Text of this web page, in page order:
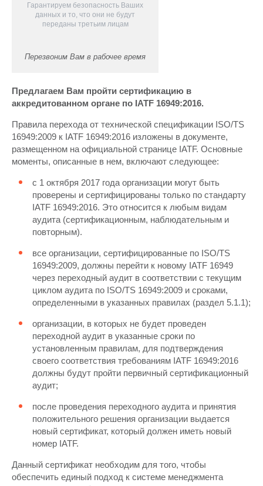
Гарантируем безопасность Ваших
данных и то, что они не будут
переданы третьим лицам
Перезвоним Вам в рабочее время
Предлагаем Вам пройти сертификацию в
аккредитованном органе по IATF 16949:2016​.
Правила перехода от технической спецификации ISO/TS
16949:2009 к IATF 16949:2016 изложены в документе,
размещенном на официальной странице IATF. Основные
моменты, описанные в нем, включают следующее:
с 1 октября 2017 года организации могут быть
проверены и сертифицированы только по стандарту
IATF 16949:2016. Это относится к любым видам
аудита (сертификационным, наблюдательным и
повторным).
все организации, сертифицированные по ISO/TS
16949:2009, должны перейти к новому IATF 16949
через переходный аудит в соответствии с текущим
циклом аудита по ISO/TS 16949:2009 и сроками,
определенными в указанных правилах (раздел 5.1.1);
организации, в которых не будет проведен
переходной аудит в указанные сроки по
установленным правилам, для подтверждения
своего соответствия требованиям IATF 16949:2016
должны будут пройти первичный сертификационный
аудит;
после проведения переходного аудита и принятия
положительного решения организации выдается
новый сертификат, который должен иметь новый
номер IATF.
Данный сертификат необходим для того, чтобы
обеспечить единый подход к системе менеджмента